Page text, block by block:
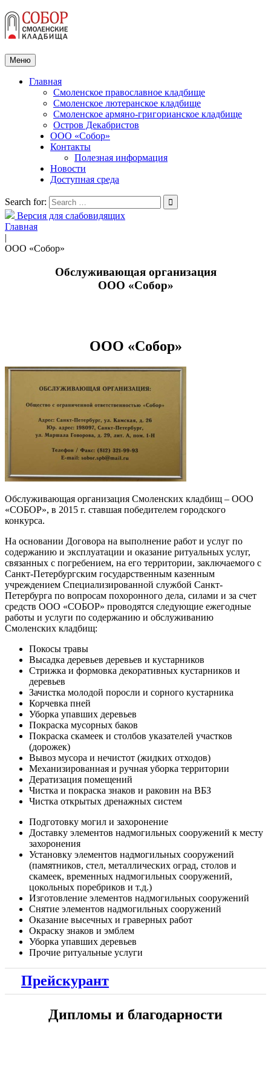
Меню
Главная
Смоленское православное кладбище
Смоленское лютеранское кладбище
Смоленское армяно-григорианское кладбище
Остров Декабристов
ООО «Собор»
Контакты
Полезная информация
Новости
Доступная среда
Search for:
Версия для слабовидящих
Главная
|
ООО «Собор»
Обслуживающая организация
ООО «Собор»
ООО «Собор»
Обслуживающая организация Смоленских кладбищ – ООО
«СОБОР», в 2015 г. ставшая победителем городского
конкурса.
На основании Договора на выполнение работ и услуг по
содержанию и эксплуатации и оказание ритуальных услуг,
связанных с погребением, на его территории, заключаемого с
Санкт-Петербургским государственным казенным
учреждением Специализированной службой Санкт-
Петербурга по вопросам похоронного дела, силами и за счет
средств ООО «СОБОР» проводятся следующие ежегодные
работы и услуги по содержанию и обслуживанию
Смоленских кладбищ:
Покосы травы
Высадка деревьев деревьев и кустарников
Стрижка и формовка декоративных кустарников и
деревьев
Зачистка молодой поросли и сорного кустарника
Корчевка пней
Уборка упавших деревьев
Покраска мусорных баков
Покраска скамеек и столбов указателей участков
(дорожек)
Вывоз мусора и нечистот (жидких отходов)
Механизированная и ручная уборка территории
Дератизация помещений
Чистка и покраска знаков и раковин на ВБЗ
Чистка открытых дренажных систем
Подготовку могил и захоронение
Доставку элементов надмогильных сооружений к месту
захоронения
Установку элементов надмогильных сооружений
(памятников, стел, металлических оград, столов и
скамеек, временных надмогильных сооружений,
цокольных поребриков и т.д.)
Изготовление элементов надмогильных сооружений
Снятие элементов надмогильных сооружений
Оказание высечных и граверных работ
Окраску знаков и эмблем
Уборка упавших деревьев
Прочие ритуальные услуги
Прейскурант
Дипломы и благодарности